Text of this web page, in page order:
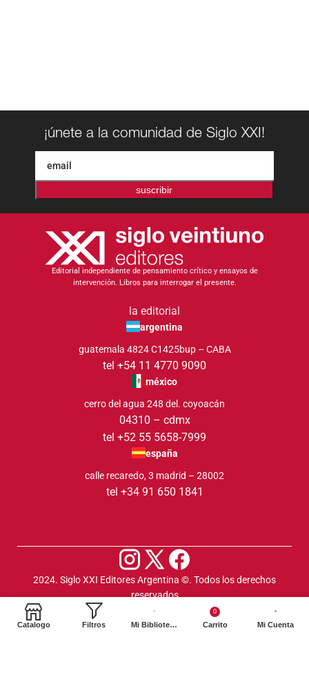
¡únete a la comunidad de Siglo XXI!
suscribir
Editorial independiente de pensamiento crítico y ensayos de
intervención. Libros para interrogar el presente.
la editorial
argentina
guatemala 4824 C1425bup – CABA
tel +54 11 4770 9090
méxico
cerro del agua 248 del. coyoacán
04310 – cdmx
tel +52 55 5658-7999
españa
calle recaredo, 3 madrid – 28002
tel +34 91 650 1841
2024. Siglo XXI Editores Argentina ©️. Todos los derechos
reservados
Catalogo Filtros Mi Biblioteca
0
Carrito Mi Cuenta